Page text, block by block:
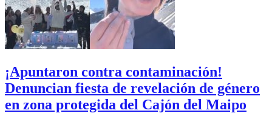
¡Apuntaron contra contaminación!
Denuncian fiesta de revelación de género
en zona protegida del Cajón del Maipo